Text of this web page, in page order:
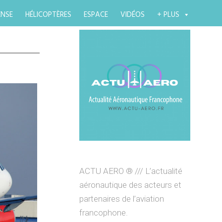
HÉLICOPTÈRES ESPACE VIDÉOS + PLUS
ACTU AERO ® /// L’actualité
aéronautique des acteurs et
partenaires de l’aviation
francophone.